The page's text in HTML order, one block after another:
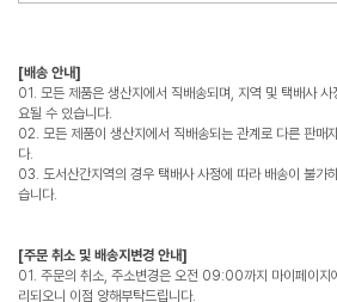
[배송 안내]
01. 모든 제품은 생산지에서 직배송되며, 지역 및 택배사
요될 수 있습니다.
02. 모든 제품이 생산지에서 직배송되는 관계로 다른 판매
다.
03. 도서산간지역의 경우 택배사 사정에 따라 배송이 불가
습니다.
[주문 취소 및 배송지변경 안내]
01. 주문의 취소, 주소변경은 오전 09:00까지 마이페이지
리되오니 이점 양해부탁드립니다.